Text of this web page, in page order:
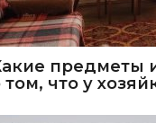
предметы
том, что у